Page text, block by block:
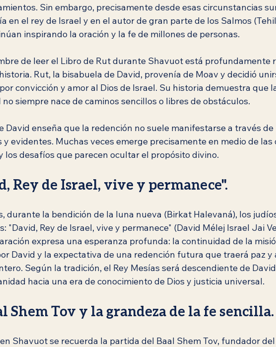
Sin embargo, precisamente desde esas circunstancias
en el rey de Israel y en el autor de gran parte de los Salmos
inspirando la oración y la fe de millones de personas.
de leer el Libro de Rut durante Shavuot está profundamente
Rut, la bisabuela de David, provenía de Moav y decidió
convicción y amor al Dios de Israel. Su historia demuestra que
siempre nace de caminos sencillos o libres de obstáculos.
David enseña que la redención no suele manifestarse a través de
y evidentes. Muchas veces emerge precisamente en medio de las
los desafíos que parecen ocultar el propósito divino.
Rey de Israel, vive y permanece".
durante la bendición de la luna nueva (Birkat Halevaná), los
"David, Rey de Israel, vive y permanece" (David Mélej Israel Jai
expresa una esperanza profunda: la continuidad de la
David y la expectativa de una redención futura que traerá paz y
Según la tradición, el Rey Mesías será descendiente de
hacia una era de conocimiento de Dios y justicia universal.
Shem Tov y la grandeza de la fe sencilla.
Shavuot se recuerda la partida del Baal Shem Tov, fundador